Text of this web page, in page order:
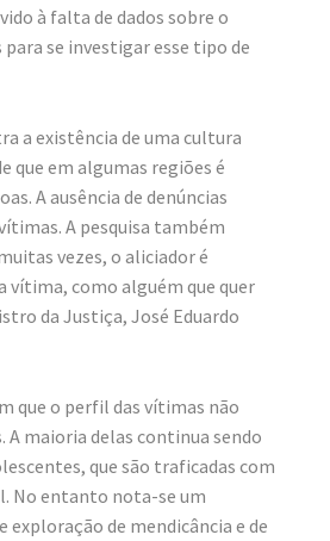
à falta de dados sobre o
se investigar esse tipo de
a existência de uma cultura
que em algumas regiões é
A ausência de denúncias
A pesquisa também
vezes, o aliciador é
vítima, como alguém que quer
da Justiça, José Eduardo
que o perfil das vítimas não
A maioria delas continua sendo
que são traficadas com
No entanto nota-se um
exploração de mendicância e de